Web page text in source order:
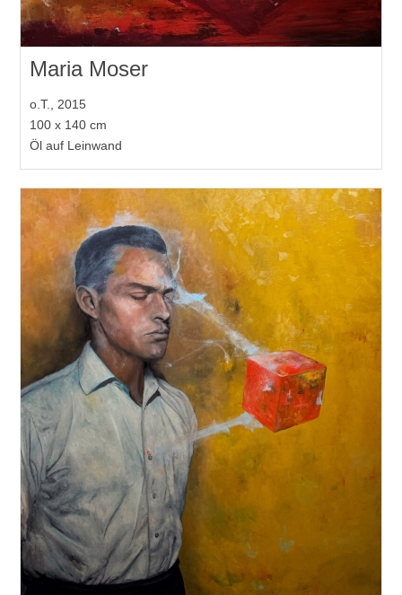
Maria Moser
o.T., 2015
100 x 140 cm
Öl auf Leinwand